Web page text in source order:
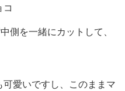
側を一緒にカットして、
愛いですし、このままマ